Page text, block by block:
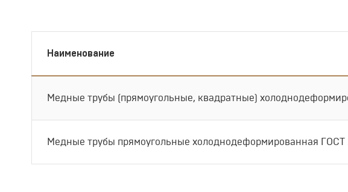
Наименование
Медные трубы (прямоугольные, квадратные)
Медные трубы прямоугольные холоднодеформированная ГОСТ